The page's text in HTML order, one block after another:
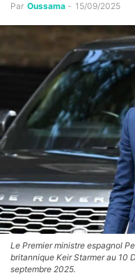
Par Oussama - 15/09/2025
Le Premier ministre espagnol
britannique Keir Starmer au 10
septembre 2025.